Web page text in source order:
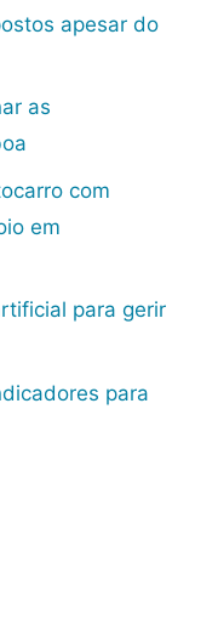
apesar do
as
com
em
para gerir
para